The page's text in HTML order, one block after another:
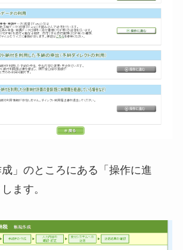
」のところにある「操作に進
ます。